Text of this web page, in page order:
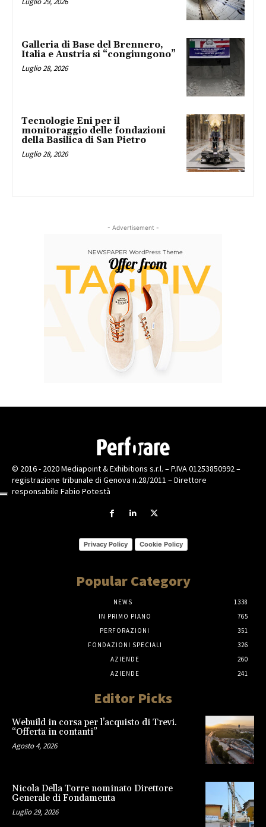
Galleria di Base del Brennero,
Italia e Austria si “congiungono”
Luglio 28, 2026
Tecnologie Eni per il
monitoraggio delle fondazioni
della Basilica di San Pietro
Luglio 28, 2026
- Advertisement -
© 2016 - 2020 Mediapoint & Exhibitions s.r.l. – P.IVA 01253850992 –
registrazione tribunale di Genova n.28/2011 – Direttore
responsabile Fabio Potestà
Privacy Policy Cookie Policy
Popular Category
NEWS
1338
IN PRIMO PIANO
765
PERFORAZIONI
351
FONDAZIONI SPECIALI
326
AZIENDE
260
AZIENDE
241
Editor Picks
Webuild in corsa per l’acquisto di Trevi.
“Offerta in contanti”
Agosto 4, 2026
Nicola Della Torre nominato Direttore
Generale di Fondamenta
Luglio 29, 2026